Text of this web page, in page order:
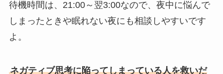
待機時間は、21:00～翌3:00なので、夜中に悩んで
しまったときや眠れない夜にも相談しやすいです
よ。
ネガティブ思考に陥ってしまっている人を救いだ